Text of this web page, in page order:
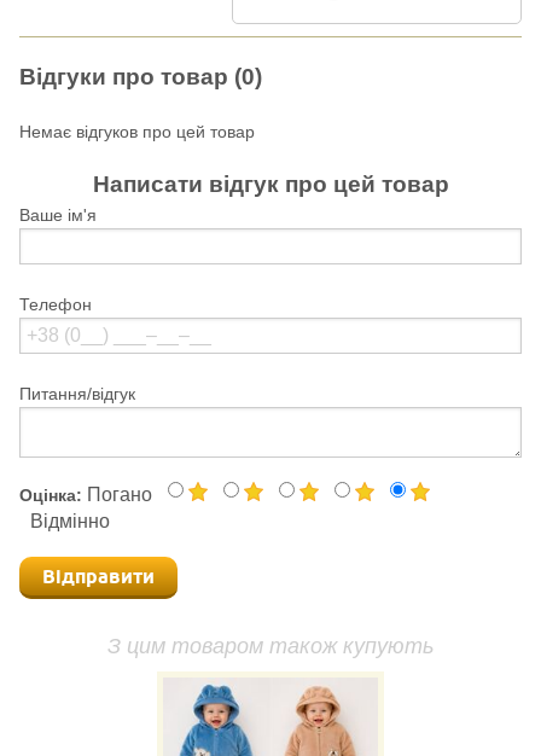
Відгуки про товар (0)
Немає відгуков про цей товар
Написати відгук про цей товар
Ваше ім'я
Телефон
Питання/відгук
Оцінка: Погано
Відмінно
Відправити
З цим товаром також купують